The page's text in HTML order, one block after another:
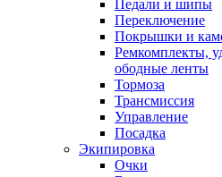
Педали и шипы
Переключение
Покрышки и
Ремкомплекты,
ободные ленты
Тормоза
Трансмиссия
Управление
Посадка
Экипировка
Очки